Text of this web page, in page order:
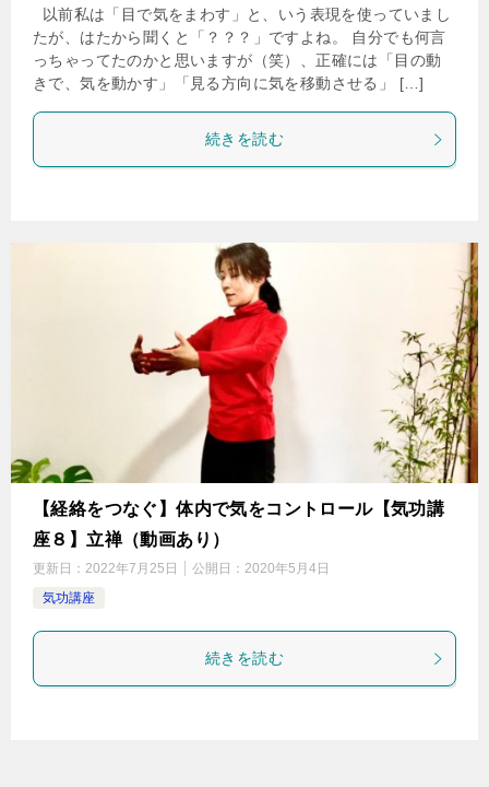
以前私は「目で気をまわす」と、いう表現を使っていまし
たが、はたから聞くと「？？？」ですよね。 自分でも何言
っちゃってたのかと思いますが（笑）、正確には「目の動
きで、気を動かす」「見る方向に気を移動させる」 […]
続きを読む
【経絡をつなぐ】体内で気をコントロール【気功講
座８】立禅（動画あり）
更新日： 2022年7月25日 公開日： 2020年5月4日
気功講座
続きを読む